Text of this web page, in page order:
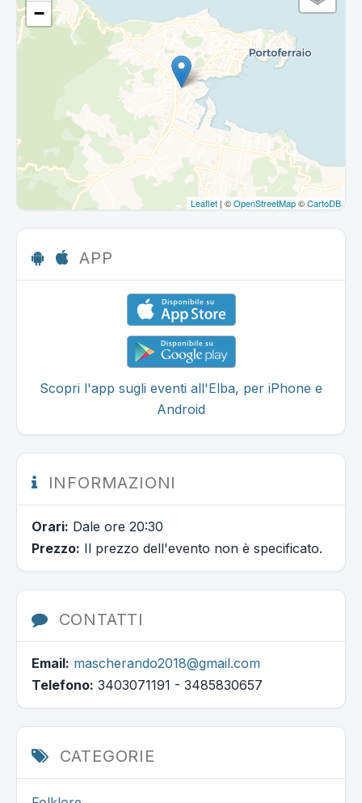
−
Leaflet | ©OpenStreetMap©CartoDB
APP
Scopri l'app sugli eventi all'Elba, per iPhone e
Android
INFORMAZIONI
Orari: Dale ore 20:30
Prezzo: Il prezzo dell'evento non è specificato.
CONTATTI
Email: mascherando2018@gmail.com
Telefono: 3403071191 - 3485830657
CATEGORIE